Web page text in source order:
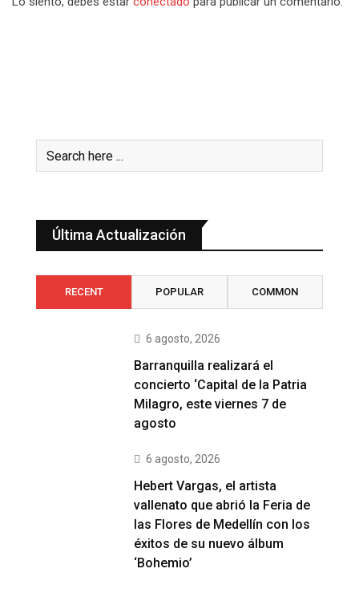
Última Actualización
RECENT POPULAR COMMON
6 agosto, 2026
Barranquilla realizará el
concierto ‘Capital de la Patria
Milagro, este viernes 7 de
agosto
6 agosto, 2026
Hebert Vargas, el artista
vallenato que abrió la Feria de
las Flores de Medellín con los
éxitos de su nuevo álbum
‘Bohemio’